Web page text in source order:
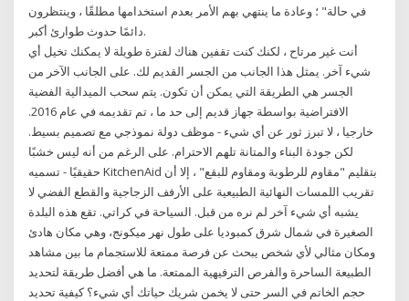
في حالة" ؛ وعادة ما ينتهي بهم الأمر بعدم استخدامها مطلقًا ، وينتظرون
دائمًا حدوث طوارئ أكبر.
أنت غير مرتاح ، لكنك كنت تقفين هناك لفترة طويلة لا يمكنك تخيل أي
شيء آخر. يمثل هذا الجانب من الجسر القديم لك. على الجانب الآخر من
الجسر هي الطريقة التي يمكن أن تكون. يتم سحب الميدالية الفضية
الافتراضية بواسطة جهاز قديم إلى حد ما ، تم تقديمه في عام 2016.
خارجيا ، لا تبرز ثور عن أي شيء - موظف دولة نموذجي مع تصميم بسيط.
لكن جودة البناء والمتانة تلهم الاحترام. على الرغم من أنه ليس خشبًا
حقيقيًا - تسميه KitchenAid بتقليم "مقاوم للرطوبة ومقاوم للبقع" ، إلا أن
تقريب اللمسات النهائية الطبيعية على الأرفف الزجاجية والقطع الفضي لا
يشبه أي شيء آخر لم نره من قبل. السياحة في كراتي. تقع هذه البلدة
الصغيرة في شمال شرق كمبوديا على طول نهر ميكونج، وهي مكان هادئ
ومكان مثالي لأي شخص يبحث عن فرصة ممتعة للاستجمام ما بين مشاهد
الطبيعة الساحرة والفرص الترفيهية الممتعة. ما هي أفضل طريقة لتحديد
حجم الخاتم في السر حتى لا يخمن شريك حياتك أي شيء؟ كيفية تحديد